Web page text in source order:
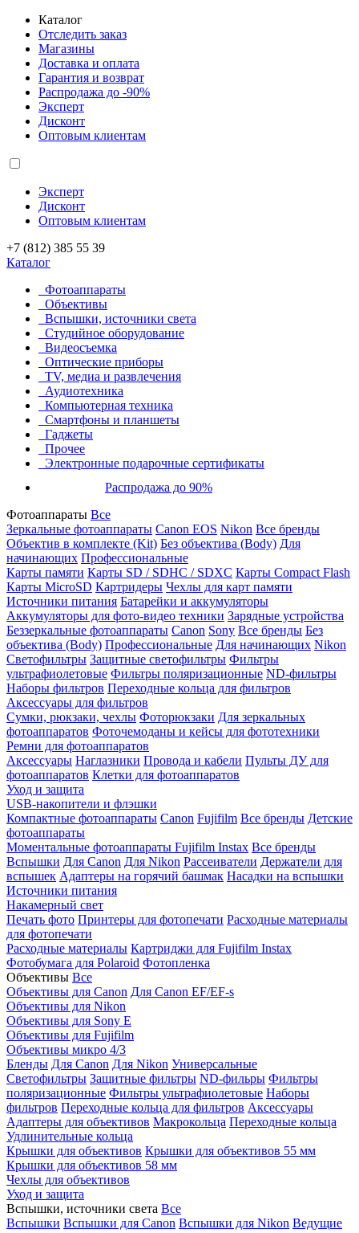
Каталог
Отследить заказ
Магазины
Доставка и оплата
Гарантия и возврат
Распродажа до -90%
Эксперт
Дисконт
Оптовым клиентам
Эксперт
Дисконт
Оптовым клиентам
+7 (812) 385 55 39
Каталог
Фотоаппараты
Объективы
Вспышки, источники света
Студийное оборудование
Видеосъемка
Оптические приборы
TV, медиа и развлечения
Аудиотехника
Компьютерная техника
Смартфоны и планшеты
Гаджеты
Прочее
Электронные подарочные сертификаты
Распродажа до 90%
Фотоаппараты Все
Зеркальные фотоаппараты Canon EOS Nikon Все бренды
Объектив в комплекте (Kit) Без объектива (Body) Для
начинающих Профессиональные
Карты памяти Карты SD / SDHC / SDXC Карты Compact Flash
Карты MicroSD Картридеры Чехлы для карт памяти
Источники питания Батарейки и аккумуляторы
Аккумуляторы для фото-видео техники Зарядные устройства
Беззеркальные фотоаппараты Canon Sony Все бренды Без
объектива (Body) Профессиональные Для начинающих Nikon
Светофильтры Защитные светофильтры Фильтры
ультрафиолетовые Фильтры поляризационные ND-фильтры
Наборы фильтров Переходные кольца для фильтров
Аксессуары для фильтров
Сумки, рюкзаки, чехлы Фоторюкзаки Для зеркальных
фотоаппаратов Фоточемоданы и кейсы для фототехники
Ремни для фотоаппаратов
Аксессуары Наглазники Провода и кабели Пульты ДУ для
фотоаппаратов Клетки для фотоаппаратов
Уход и защита
USB-накопители и флэшки
Компактные фотоаппараты Canon Fujifilm Все бренды Детские
фотоаппараты
Моментальные фотоаппараты Fujifilm Instax Все бренды
Вспышки Для Canon Для Nikon Рассеиватели Держатели для
вспышек Адаптеры на горячий башмак Насадки на вспышки
Источники питания
Накамерный свет
Печать фото Принтеры для фотопечати Расходные материалы
для фотопечати
Расходные материалы Картриджи для Fujifilm Instax
Фотобумага для Polaroid Фотопленка
Объективы Все
Объективы для Canon Для Canon EF/EF-s
Объективы для Nikon
Объективы для Sony E
Объективы для Fujifilm
Объективы микро 4/3
Бленды Для Canon Для Nikon Универсальные
Светофильтры Защитные фильтры ND-фильры Фильтры
поляризационные Фильтры ультрафиолетовые Наборы
фильтров Переходные кольца для фильтров Аксессуары
Адаптеры для объективов Макрокольца Переходные кольца
Удлинительные кольца
Крышки для объективов Крышки для объективов 55 мм
Крышки для объективов 58 мм
Чехлы для объективов
Уход и защита
Вспышки, источники света Все
Вспышки Вспышки для Canon Вспышки для Nikon Ведущие